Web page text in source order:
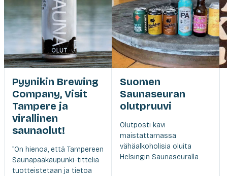
Pyynikin Brewing
Company, Visit
Tampere ja
virallinen
saunaolut!
"On hienoa, että Tampereen
Saunapääkaupunki-titteliä
tuotteistetaan ja tietoa
Suomen
Saunaseuran
olutpruuvi
Olutposti kävi
maistattamassa
vähäalkoholisia oluita
Helsingin Saunaseuralla.